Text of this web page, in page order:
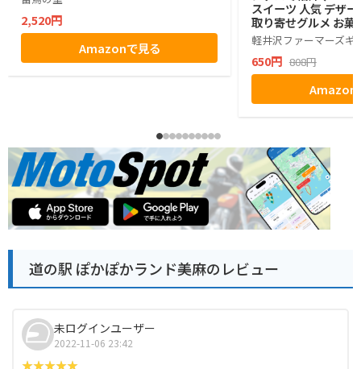
2,520円
Amazonで見る
スイーツ 人気 デザ
取り寄せグルメ お菓
グミ ぶどう シャイ
ゼント ギフト お土
小分け ばらまき バ
生活 ハロウィン 母
お返し かわいい き
マーズギフト
軽井沢ファーマーズギ
650円 808円
Amazon
道の駅 ぽかぽかランド美麻のレビュー
未ログインユーザー
2022-11-06 23:42